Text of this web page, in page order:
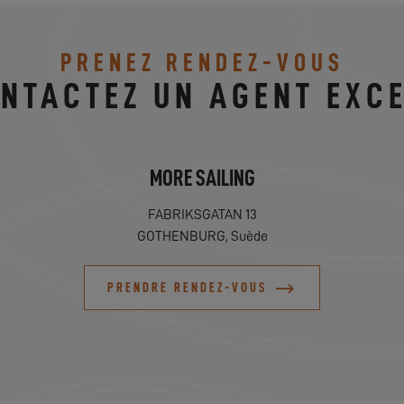
PRENEZ RENDEZ-VOUS
UN AGENT
MORE SAILING
FABRIKSGATAN 13
GOTHENBURG, Suède
PRENDRE RENDEZ-VOUS